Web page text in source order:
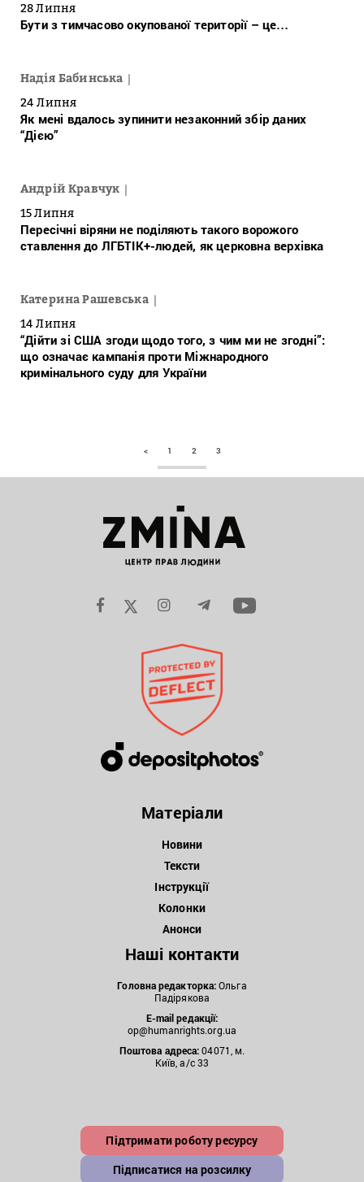
28 Липня
Бути з тимчасово окупованої території – це…
Надія Бабинська
24 Липня
Як мені вдалось зупинити незаконний збір даних
“Дією”
Андрій Кравчук
15 Липня
Пересічні віряни не поділяють такого ворожого
ставлення до ЛГБТІК+-людей, як церковна верхівка
Катерина Рашевська
14 Липня
“Дійти зі США згоди щодо того, з чим ми не згодні”:
що означає кампанія проти Міжнародного
кримінального суду для України
< 1 2 3
Матеріали
Новини
Тексти
Інструкції
Колонки
Анонси
Наші контакти
Головна редакторка:Ольга
Падірякова
E-mail редакції:
op@humanrights.org.ua
Поштова адреса:04071, м.
Київ, а/с 33
Підтримати роботу ресурсу
Підписатися на розсилку